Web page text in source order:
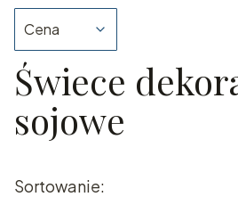
Cena
Koniec filtrów
Świece
sojowe
Lista produktów
Sortowanie: